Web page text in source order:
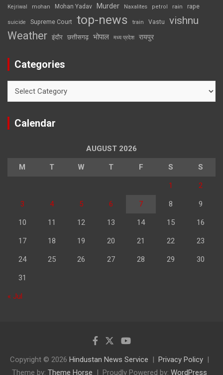
Kejriwal mohan Mohan Yadav Murder Naxalites petrol rain rape
suicide Supreme Court top-news train Vastu vishnu
Weather इंदौर छत्तीसगढ़ भोपाल मध्य प्रदेश रायपुर
Categories
Calendar
AUGUST 2026
M T W T F S S
1 2
3 4 5 6 7 8 9
10 11 12 13 14 15 16
17 18 19 20 21 22 23
24 25 26 27 28 29 30
31
« Jul
Copyright © 2026 Hindustan News Service
Privacy Policy
Theme by: Theme Horse Proudly Powered by: WordPress